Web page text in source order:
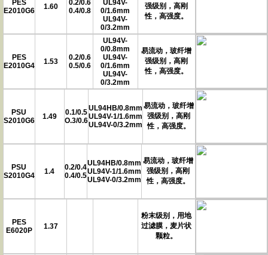
PES
E2010G6
1.60
0.2/0.6
0.4/0.8
UL94V-
0/1.6mm
UL94V-
0/3.2mm
强级别，高刚
性，高强度。
PES
E2010G4
1.53
0.2/0.6
0.5/0.6
UL94V-
0/0.8mm
UL94V-
0/1.6mm
UL94V-
0/3.2mm
易流动，玻纤增
强级别，高刚
性，高强度。
PSU
S2010G6
1.49
0.1/0.5
O.3/0.6
UL94HB/0.8mm
UL94V-1/1.6mm
UL94V-0/3.2mm
易流动，玻纤增
强级别，高刚
性，高强度。
PSU
S2010G4
1.4
0.2/0.4
0.4/0.5
UL94HB/0.8mm
UL94V-1/1.6mm
UL94V-0/3.2mm
易流动，玻纤增
强级别，高刚
性，高强度。
PES
E6020P
1.37
粉末级别，用地
过滤膜，麦片状
颗粒。